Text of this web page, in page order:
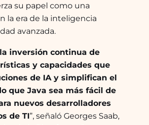
su papel como una
la era de la inteligencia
avanzada.
inversión continua de
y capacidades que
de IA y simplifican el
que Java sea más fácil de
nuevos desarrolladores
de TI”, señaló Georges Saab,